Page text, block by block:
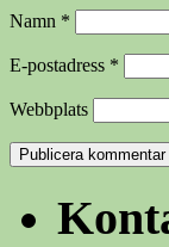
Namn *
E-postadress *
Webbplats